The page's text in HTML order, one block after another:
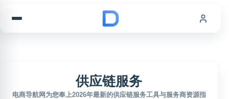
供应链服务
电商导航网为您奉上2026年最新的供应链服务工具与服务商资源指